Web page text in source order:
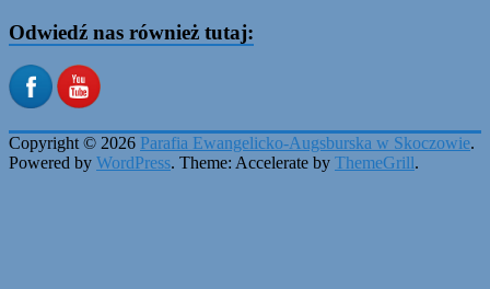
Odwiedź nas również tutaj:
Copyright © 2026 Parafia Ewangelicko-Augsburska w Skoczowie.
Powered by WordPress. Theme: Accelerate by ThemeGrill.